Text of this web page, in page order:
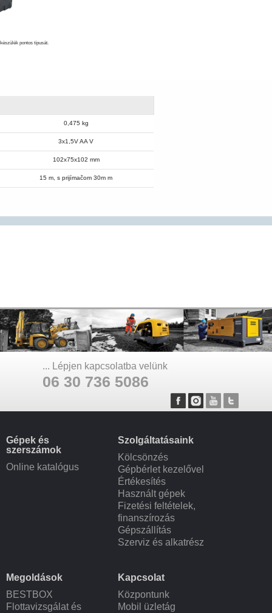
pontos típusát.
0,475 kg
3x1,5V AA V
102x75x102 mm
15 m, s prijímačom 30m m
... Lépjen kapcsolatba velünk
06 30 736 5086
Gépek és
szerszámok
Online katalógus
Szolgáltatásaink
Kölcsönzés
Gépbérlet kezelővel
Értékesítés
Használt gépek
Fizetési feltételek,
finanszírozás
Gépszállítás
Szerviz és alkatrész
Megoldások
BESTBOX
Flottavizsgálat és
Kapcsolat
Központunk
Mobil üzletág